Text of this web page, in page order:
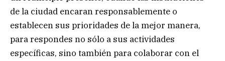
de la ciudad encaran responsablemente o
establecen sus prioridades de la mejor manera,
para respondes no sólo a sus actividades
específicas, sino también para colaborar con el